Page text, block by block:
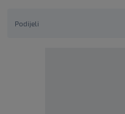
Podijeli